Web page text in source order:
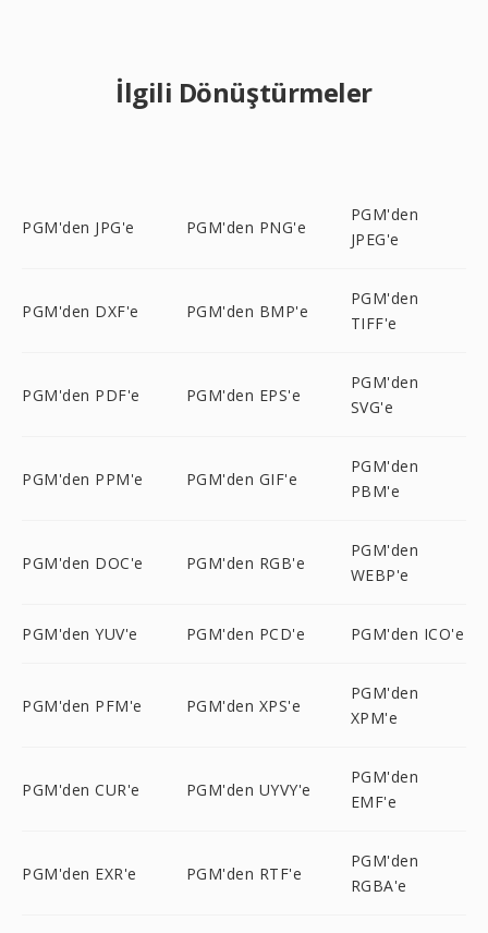
İlgili Dönüştürmeler
PGM'den JPG'e PGM'den PNG'e
PGM'den
JPEG'e
PGM'den DXF'e PGM'den BMP'e
PGM'den
TIFF'e
PGM'den PDF'e PGM'den EPS'e
PGM'den
SVG'e
PGM'den PPM'e PGM'den GIF'e
PGM'den
PBM'e
PGM'den DOC'e PGM'den RGB'e
PGM'den
WEBP'e
PGM'den YUV'e PGM'den PCD'e PGM'den ICO'e
PGM'den PFM'e PGM'den XPS'e
PGM'den
XPM'e
PGM'den CUR'e PGM'den UYVY'e
PGM'den
EMF'e
PGM'den EXR'e PGM'den RTF'e
PGM'den
RGBA'e